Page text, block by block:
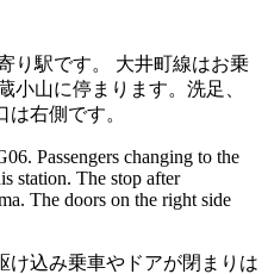
り駅です。
大井町線はお乗
小山に停まります。洗足、
右側です。
Passengers changing to the
station. The stop after
The doors on the right side
け込み乗車やドアが閉まりは